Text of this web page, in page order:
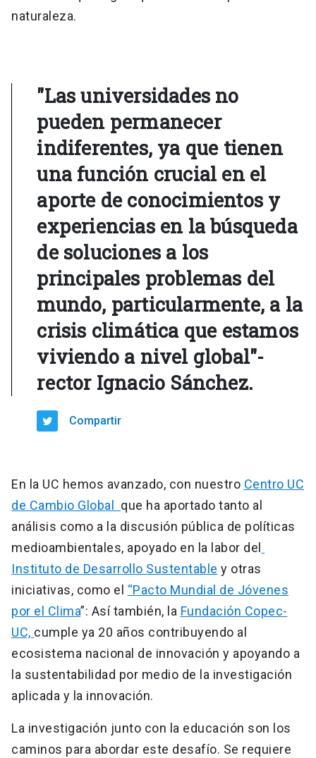
naturaleza.
"Las universidades no
pueden permanecer
indiferentes, ya que tienen
una función crucial en el
aporte de conocimientos y
experiencias en la búsqueda
de soluciones a los
principales problemas del
mundo, particularmente, a la
crisis climática que estamos
viviendo a nivel global"-
rector Ignacio Sánchez.
Compartir
En la UC hemos avanzado, con nuestro Centro UC
de Cambio Global que ha aportado tanto al
análisis como a la discusión pública de políticas
medioambientales, apoyado en la labor del
Instituto de Desarrollo Sustentable y otras
iniciativas, como el “Pacto Mundial de Jóvenes
por el Clima”: Así también, la Fundación Copec-
UC, cumple ya 20 años contribuyendo al
ecosistema nacional de innovación y apoyando a
la sustentabilidad por medio de la investigación
aplicada y la innovación.
La investigación junto con la educación son los
caminos para abordar este desafío. Se requiere